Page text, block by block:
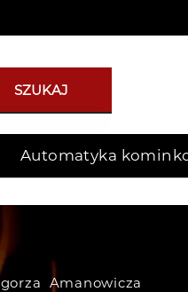
SZUKAJ
Automatyka
Amanowicza